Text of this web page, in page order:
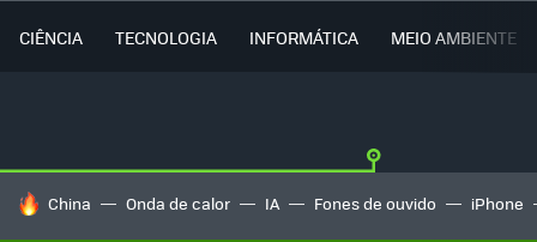
CIÊNCIA TECNOLOGIA INFORMÁTICA MEIO AMBIENTE
TENDÊNCIAS DO DIA
China Onda de calor IA Fones de ouvido iPhone